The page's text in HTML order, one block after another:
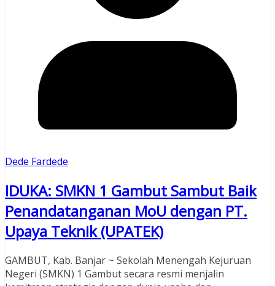
Dede Fardede
IDUKA: SMKN 1 Gambut Sambut Baik
Penandatanganan MoU dengan PT.
Upaya Teknik (UPATEK)
GAMBUT, Kab. Banjar ~ Sekolah Menengah Kejuruan
Negeri (SMKN) 1 Gambut secara resmi menjalin